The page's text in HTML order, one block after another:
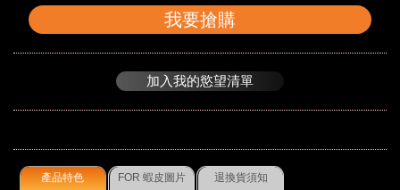
我要搶購
加入我的慾望清單
產品特色 FOR 蝦皮圖片 退換貨須知